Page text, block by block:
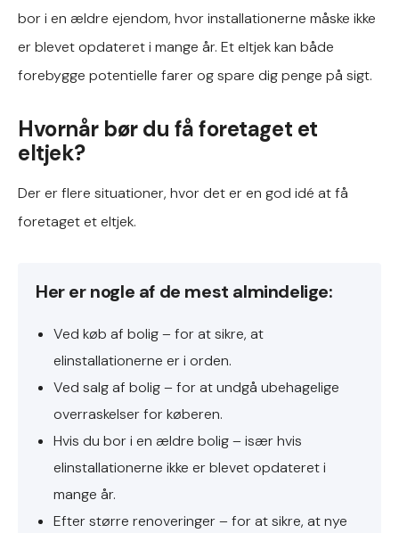
bor i en ældre ejendom, hvor installationerne måske ikke
er blevet opdateret i mange år. Et eltjek kan både
forebygge potentielle farer og spare dig penge på sigt.
Hvornår bør du få foretaget et
eltjek?
Der er flere situationer, hvor det er en god idé at få
foretaget et eltjek.
Her er nogle af de mest almindelige:
Ved køb af bolig – for at sikre, at
elinstallationerne er i orden.
Ved salg af bolig – for at undgå ubehagelige
overraskelser for køberen.
Hvis du bor i en ældre bolig – især hvis
elinstallationerne ikke er blevet opdateret i
mange år.
Efter større renoveringer – for at sikre, at nye